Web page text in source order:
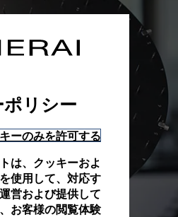
リシー
ーのみを許可する
は、クッキーおよ
使用して、対応す
営および提供して
お客様の閲覧体験